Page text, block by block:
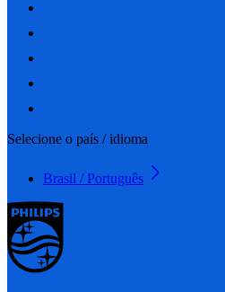
Selecione o país / idioma
Brasil / Português